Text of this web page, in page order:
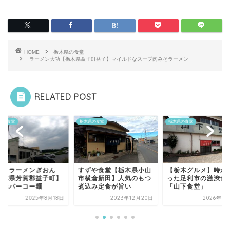
HOME
栃木県の食堂
ラーメン大功【栃木県益子町益子】マイルドなスープ肉みそラーメン
RELATED POST
の食堂
ちラーメンぎおん
木県芳賀郡益子町】
べパーコー麺
2025年8月18日
栃木県の食堂
すずや食堂【栃木県小山
市横倉新田】人気のもつ
煮込み定食が旨い
2023年12月20日
栃木県の食堂
【栃木グルメ】時が
った足利市の激渋食
「山下食堂」
2026年6